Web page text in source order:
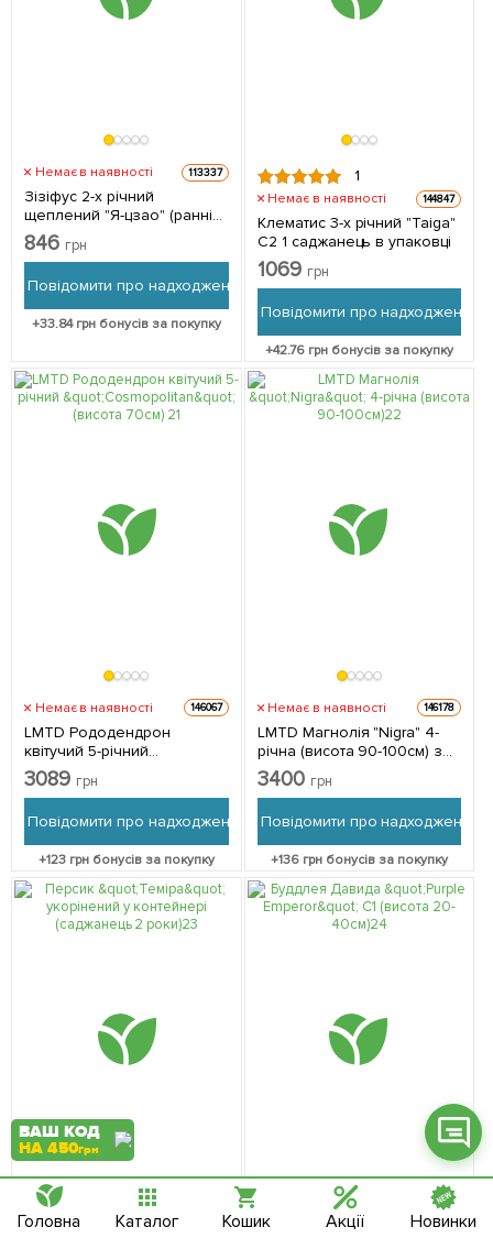
Немає в наявності 113337
Зізіфус 2-х річний
щеплений "Я-цзао" (ранній,
великоплідний сорт) 1
саджанець в упаковці
846 грн
Повідомити про надходження
+33.84грн бонусів за покупку
1
Немає в наявності 144847
Клематис 3-х річний "Taiga"
С2 1 саджанець в упаковці
1069 грн
Повідомити про надходження
+42.76 грн бонусів за покупку
Немає в наявності 146067
LMTD Рододендрон
квітучий 5-річний
"Cosmopolitan" (висота
70см) з Нідерландів 1
3089 грн
Повідомити про надходження
+123 грн бонусів за покупку
Немає в наявності 146178
LMTD Магнолія "Nigra" 4-
річна (висота 90-100см) з
Нідерландів 1 саджанець в
упаковці
3400 грн
Повідомити про надходження
+136 грн бонусів за покупку
Немає в наявності Немає в наявності 153167
Фейсбук
Телеграм
Онлайн чат
ВАШ КОД
НА 450грн
Головна Каталог Кошик Акції Новинки